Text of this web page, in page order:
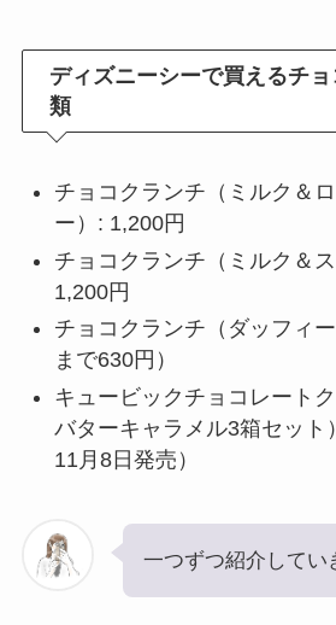
ディズニーシーで買えるチ
類
チョコクランチ（ミルク＆
ー）: 1,200円
チョコクランチ（ミルク＆
1,200円
チョコクランチ（ダッフィ
まで630円）
キュービックチョコレート
バターキャラメル3箱セット
11月8日発売）
一つずつ紹介してい